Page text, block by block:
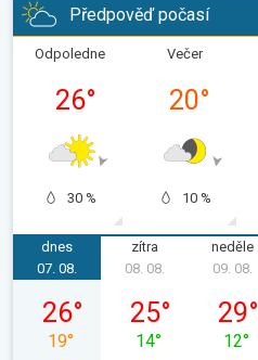
Předpověď počasí
Odpoledne
26°
30 %
Večer
20°
10 %
dnes
pátek 07. 08.
07. 08.
26°
19°
zítra
08. 08.
25°
14°
neděle
09. 08.
29°
12°